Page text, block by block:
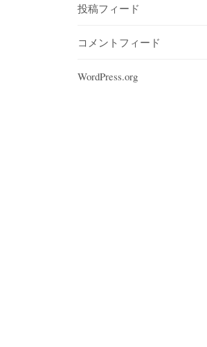
投稿フィード
コメントフィード
WordPress.org